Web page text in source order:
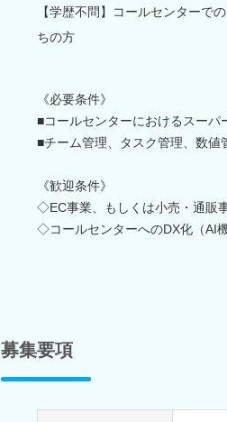
【学歴不問】コールセンターで
ちの方
《必要条件》
■コールセンターにおけるスーパ
■チーム管理、タスク管理、数
《歓迎条件》
◇EC事業、もしくは小売・通販
◇コールセンターへのDX化（AI
募集要項